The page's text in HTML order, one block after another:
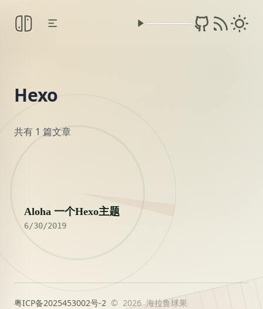
Hexo
共有 1 篇文章
2019
Aloha 一个Hexo主题
6/30/2019
粤ICP备2025453002号-2 © 2026 海拉鲁球果